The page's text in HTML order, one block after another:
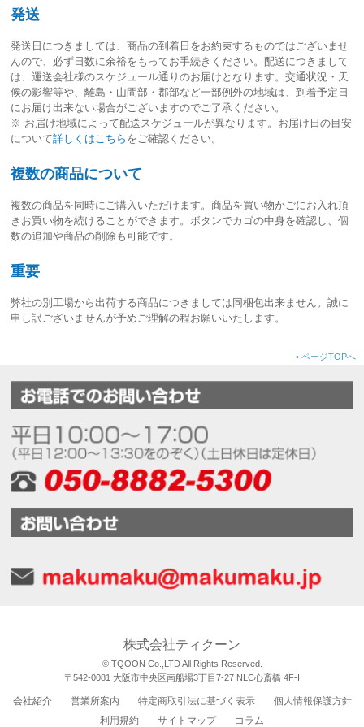
発送
発送日につきましては、商品の到着日をお約束するものではございませ
んので、必ず日数に余裕をもってお手続きください。配送につきまして
は、運送会社様のスケジュール通りのお届けとなります。交通状況・天
候の影響等や、離島・山間部・郡部など一部例外の地域は、到着予定日
にお届け出来ない場合がございますのでご了承ください。
※ お届け地域によって配送スケジュールが異なります。お届け日の目安
について詳しくはこちら をご確認ください。
複数の商品について
複数の商品を同時にご購入いただけます。商品を買い物かごにお入れ頂
きお買い物を続けることができます。ボタンでカゴの中身を確認し、個
数の追加や商品の削除も可能です。
重要
弊社の別工場から出荷する商品につきましては同梱包出来ません。誠に
申し訳ございませんが予めご理解の程お願いいたします。
• ページTOPへ
株式会社ティクーン
© TQOON Co.,LTD All Rights Reserved.
〒542-0081 大阪市中央区南船場3丁目7-27 NLC心斎橋 4F-I
会社紹介 営業所案内 特定商取引法に基づく表示
個人情報保護方針
利用規約
サイトマップ コラム